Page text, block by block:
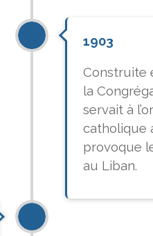
1903
Construite
la
servait à
catholique
provoque
au Liban.